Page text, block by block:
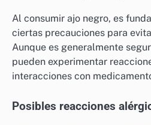
Al consumir ajo negro, es
ciertas precauciones para
Aunque es generalmente
pueden experimentar
interacciones con
Posibles reacciones